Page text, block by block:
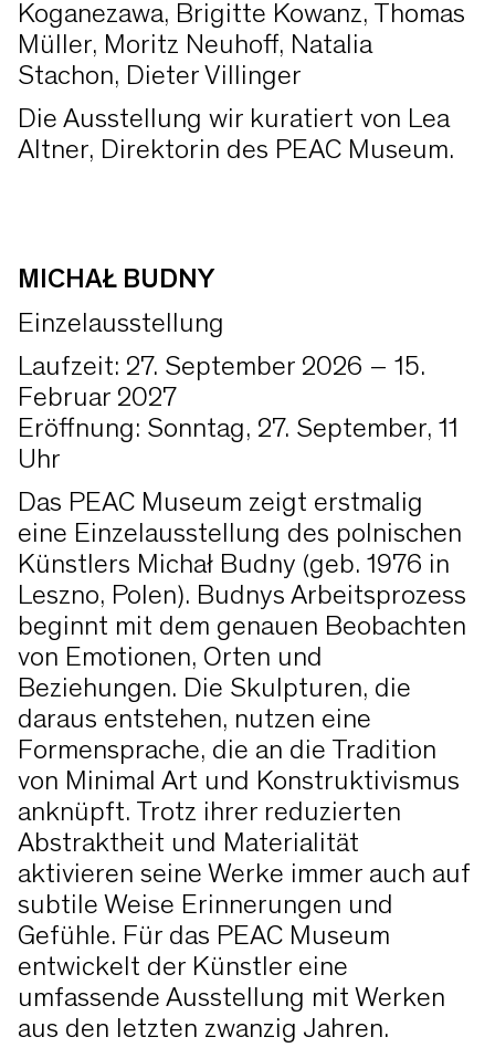
Koganezawa, Brigitte Kowanz, Thomas
Müller, Moritz Neuhoff, Natalia
Stachon, Dieter Villinger
Die Ausstellung wir kuratiert von Lea
Altner, Direktorin des PEAC Museum.
MICHAŁ BUDNY
Einzelausstellung
Laufzeit: 27. September 2026 – 15.
Februar 2027
Eröffnung: Sonntag, 27. September, 11
Uhr
Das PEAC Museum zeigt erstmalig
eine Einzelausstellung des polnischen
Künstlers Michał Budny (geb. 1976 in
Leszno, Polen). Budnys Arbeitsprozess
beginnt mit dem genauen Beobachten
von Emotionen, Orten und
Beziehungen. Die Skulpturen, die
daraus entstehen, nutzen eine
Formensprache, die an die Tradition
von Minimal Art und Konstruktivismus
anknüpft. Trotz ihrer reduzierten
Abstraktheit und Materialität
aktivieren seine Werke immer auch auf
subtile Weise Erinnerungen und
Gefühle. Für das PEAC Museum
entwickelt der Künstler eine
umfassende Ausstellung mit Werken
aus den letzten zwanzig Jahren.